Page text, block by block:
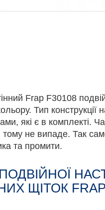
Frap F30108
Тип конструкції
які є в комплекті.
тому не випаде. Так
та промити.
ЩІТОК FRAP